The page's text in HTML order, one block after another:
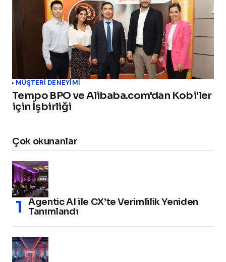
MÜŞTERI DENEYIMI
Tempo BPO ve Alibaba.com'dan Kobi'ler
için İşbirliği
Çok okunanlar
Agentic AI ile CX’te Verimlilik Yeniden
Tanımlandı